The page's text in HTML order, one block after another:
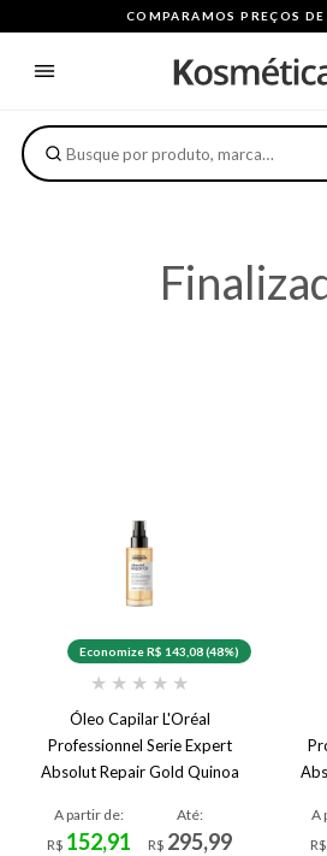
COMPARAMOS PREÇOS
Economize R$ 143,08 (48%)
★ ★ ★ ★ ★
Óleo Capilar L'Oréal
Professionnel Serie Expert
Absolut Repair Gold Quinoa
A partir de:
R$ 152,91
Até:
R$ 295,99
A
R$